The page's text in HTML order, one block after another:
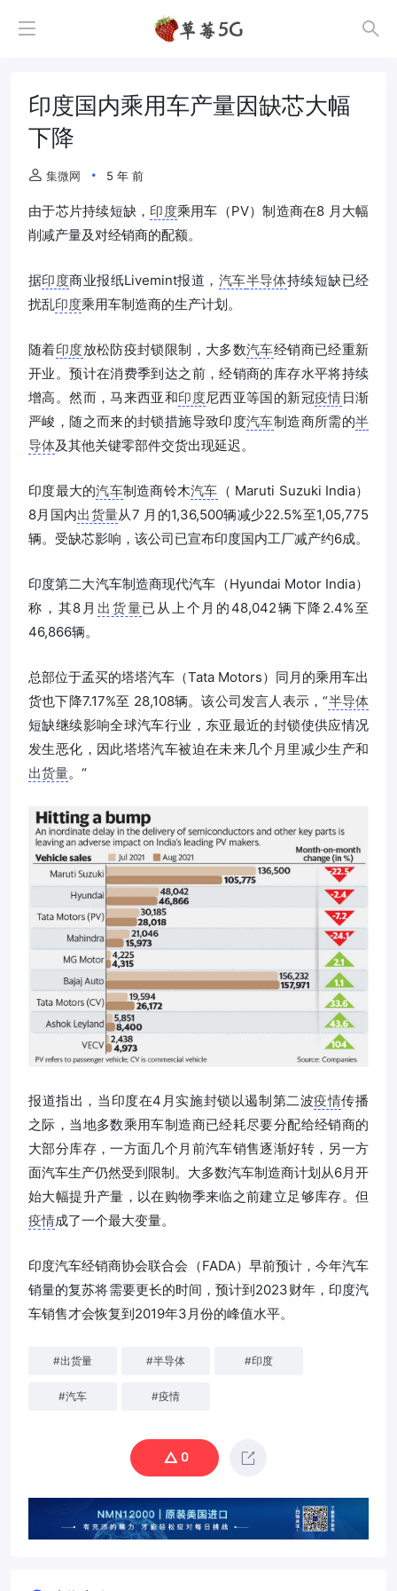
印度国内乘用车产量因缺芯大幅
下降
集微网 5 年 前
由于芯片持续短缺， 印度乘用车（PV）制造商在8 月大幅
削减产量及对经销商的配额。
据印度商业报纸Livemint报道， 汽车半导体持续短缺已经
扰乱印度乘用车制造商的生产计划。
随着印度放松防疫封锁限制，大多数汽车经销商已经重新
开业。预计在消费季到达之前，经销商的库存水平将持续
增高。然而，马来西亚和印度尼西亚等国的新冠疫情日渐
严峻，随之而来的封锁措施导致印度汽车制造商所需的半
导体及其他关键零部件交货出现延迟。
印度最大的汽车制造商铃木汽车 （ Maruti Suzuki India）
8月国内出货量从7 月的1,36,500辆减少22.5%至1,05,775
辆。受缺芯影响，该公司已宣布印度国内工厂减产约6成。
印度第二大汽车制造商现代汽车（Hyundai Motor India）
称，其8月 出货量已从上个月的48,042辆下降2.4%至
46,866辆。
总部位于孟买的塔塔汽车（Tata Motors）同月的乘用车出
货也下降7.17%至 28,108辆。该公司发言人表示，“半导体
短缺继续影响全球汽车行业，东亚最近的封锁使供应情况
发生恶化，因此塔塔汽车被迫在未来几个月里减少生产和
出货量。“
报道指出，当印度在4月实施封锁以遏制第二波疫情传播
之际，当地多数乘用车制造商已经耗尽要分配给经销商的
大部分库存，一方面几个月前汽车销售逐渐好转，另一方
面汽车生产仍然受到限制。大多数汽车制造商计划从6月开
始大幅提升产量，以在购物季来临之前建立足够库存。但
疫情成了一个最大变量。
印度汽车经销商协会联合会（FADA）早前预计，今年汽车
销量的复苏将需要更长的时间，预计到2023财年，印度汽
车销售才会恢复到2019年3月份的峰值水平。
#出货量 #半导体 #印度
#汽车 #疫情
0